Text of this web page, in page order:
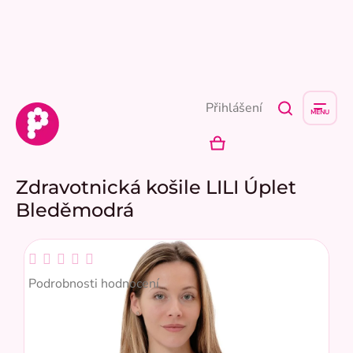
Přihlášení
NÁKUPNÍ
Zdravotnická košile LILI Úplet
Bleděmodrá
Průměrné
hodnocení
Podrobnosti hodnocení